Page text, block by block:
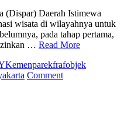
Daerah Istimewa
wisata di wilayahnya untuk
pada tahap pertama,
… Read More
Kemenparekfrafobjek
Commenton